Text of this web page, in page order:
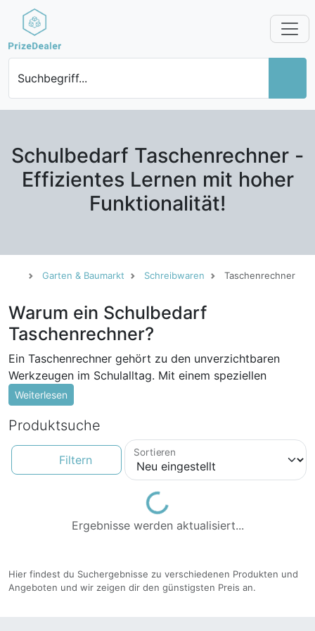
Suchbegriff...
Schulbedarf Taschenrechner -
Effizientes Lernen mit hoher
Funktionalität!
Garten & Baumarkt Schreibwaren Taschenrechner
Warum ein Schulbedarf
Taschenrechner?
Ein Taschenrechner gehört zu den unverzichtbaren
Werkzeugen im Schulalltag. Mit einem speziellen
Schulbedarf Taschenrechner können Schülerinnen und
Schüler ihre mathematischen Fähigkeiten effizient
verbessern und komplexe Rechenaufgaben problemlos
bewältigen.
Hohe Funktionalität für vielseitige
Ein qualitativ hochwertiger Schulbedarf
Taschenrechner bietet eine Vielzahl von Funktionen, die
den üblichen Rechenoperationen ermöglichen viele
Modelle das Lösen von Gleichungen, das Umrechnen
Weiterlesen
Produktsuche
Filtern
Sortieren
Loading...
Ergebnisse werden aktualisiert...
Hier findest du Suchergebnisse zu verschiedenen Produkten und
Angeboten und wir zeigen dir den günstigsten Preis an.